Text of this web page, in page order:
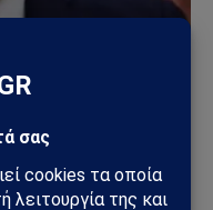
πυραυλική
σε ακόμη